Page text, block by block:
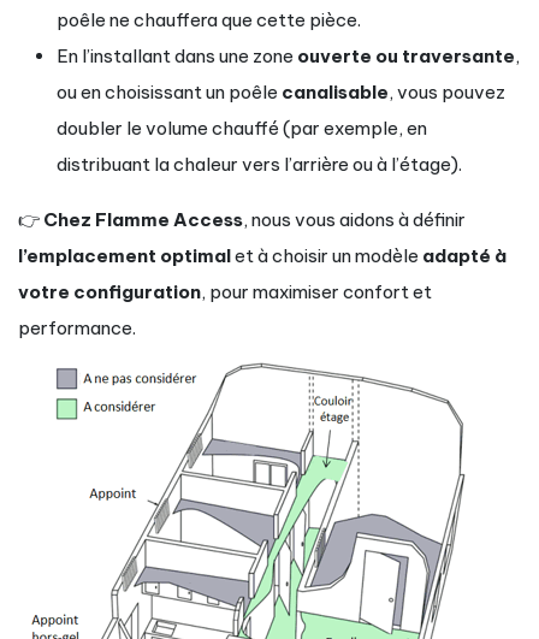
poêle ne chauffera que cette pièce.
En l’installant dans une zone ouverte ou traversante,
ou en choisissant un poêle canalisable, vous pouvez
doubler le volume chauffé (par exemple, en
distribuant la chaleur vers l’arrière ou à l’étage).
👉 Chez Flamme Access, nous vous aidons à définir
l’emplacement optimalet à choisir un modèle adapté à
votre configuration, pour maximiser confort et
performance.